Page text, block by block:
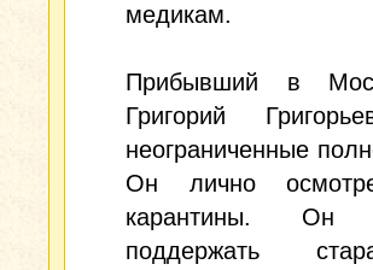
медикам.
Прибывший в
Григорий
неограниченные
Он лично
карантины. Он
поддержать